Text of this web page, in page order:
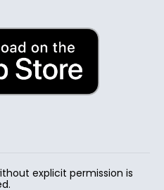
explicit permission is